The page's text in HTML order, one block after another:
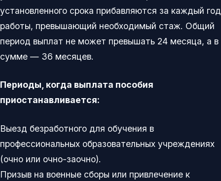
установленного срока прибавляются за каждый год
работы, превышающий необходимый стаж. Общий
период выплат не может превышать 24 месяца, а в
сумме — 36 месяцев.
Периоды, когда выплата пособия
приостанавливается:
Выезд безработного для обучения в
профессиональных образовательных учреждениях
(очно или очно-заочно).
Призыв на военные сборы или привлечение к